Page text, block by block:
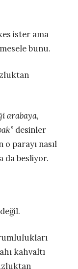
ister ama
bunu.
arabaya,
desinler
parayı nasıl
da besliyor.
kahvaltı